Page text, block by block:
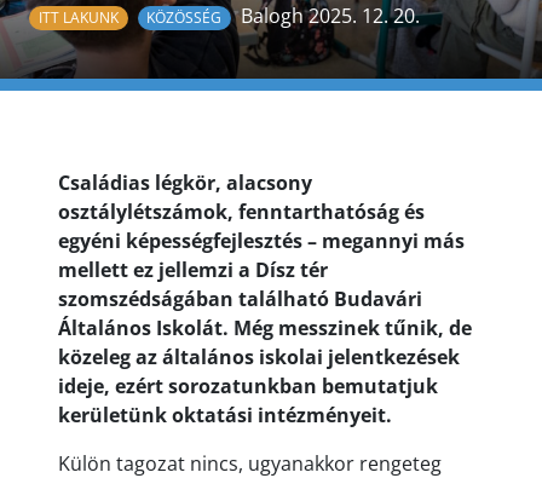
ITT LAKUNK KÖZÖSSÉG Balogh 2025. 12. 20.
Családias légkör, alacsony
osztálylétszámok, fenntarthatóság és
egyéni képességfejlesztés – megannyi más
mellett ez jellemzi a Dísz tér
szomszédságában található Budavári
Általános Iskolát. Még messzinek tűnik, de
közeleg az általános iskolai jelentkezések
ideje, ezért sorozatunkban bemutatjuk
kerületünk oktatási intézményeit.
Külön tagozat nincs, ugyanakkor rengeteg